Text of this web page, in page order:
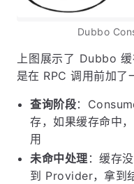
Dubbo
上图展示了 Dubbo
是在 RPC 调用前加了
查询阶段：
存，如果缓存命中
用
未命中处理 ：缓存
到 Provider，拿到